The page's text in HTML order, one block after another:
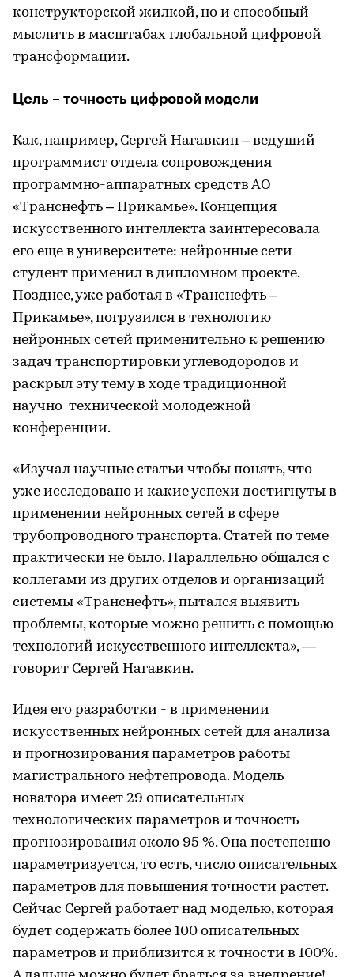
конструкторской жилкой, но и способный
мыслить в масштабах глобальной цифровой
трансформации.
Цель – точность цифровой модели
Как, например, Сергей Нагавкин – ведущий
программист отдела сопровождения
программно-аппаратных средств АО
«Транснефть – Прикамье». Концепция
искусственного интеллекта заинтересовала
его еще в университете: нейронные сети
студент применил в дипломном проекте.
Позднее, уже работая в «Транснефть –
Прикамье», погрузился в технологию
нейронных сетей применительно к решению
задач транспортировки углеводородов и
раскрыл эту тему в ходе традиционной
научно-технической молодежной
конференции.
«Изучал научные статьи чтобы понять, что
уже исследовано и какие успехи достигнуты в
применении нейронных сетей в сфере
трубопроводного транспорта. Статей по теме
практически не было. Параллельно общался с
коллегами из других отделов и организаций
системы «Транснефть», пытался выявить
проблемы, которые можно решить с помощью
технологий искусственного интеллекта», —
говорит Сергей Нагавкин.
Идея его разработки - в применении
искусственных нейронных сетей для анализа
и прогнозирования параметров работы
магистрального нефтепровода. Модель
новатора имеет 29 описательных
технологических параметров и точность
прогнозирования около 95 %. Она постепенно
параметризуется, то есть, число описательных
параметров для повышения точности растет.
Сейчас Сергей работает над моделью, которая
будет содержать более 100 описательных
параметров и приблизится к точности в 100%.